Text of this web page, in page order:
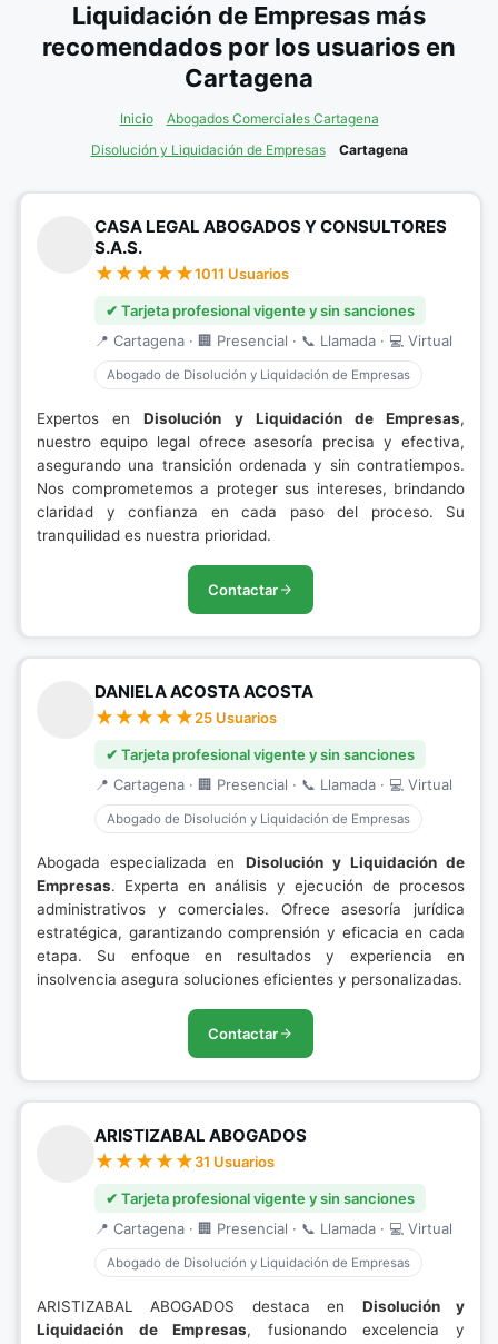
Liquidación de Empresas más
recomendados por los usuarios en
Cartagena
Inicio
Abogados Comerciales Cartagena
Disolución y Liquidación de Empresas
Cartagena
CASA LEGAL ABOGADOS Y CONSULTORES
S.A.S.
1011 Usuarios
✔ Tarjeta profesional vigente y sin sanciones
📍 Cartagena · 🏢 Presencial · 📞 Llamada · 💻 Virtual
Abogado de Disolución y Liquidación de Empresas
Expertos enDisolución y Liquidación de Empresas,
nuestro equipo legal ofrece asesoría precisa y efectiva,
asegurando una transición ordenada y sin contratiempos.
Nos comprometemos a proteger sus intereses, brindando
claridad y confianza en cada paso del proceso. Su
tranquilidad es nuestra prioridad.
Contactar
DANIELA ACOSTA ACOSTA
25 Usuarios
✔ Tarjeta profesional vigente y sin sanciones
📍 Cartagena · 🏢 Presencial · 📞 Llamada · 💻 Virtual
Abogado de Disolución y Liquidación de Empresas
Abogada especializada en Disolución y Liquidación de
Empresas. Experta en análisis y ejecución de procesos
administrativos y comerciales. Ofrece asesoría jurídica
estratégica, garantizando comprensión y eficacia en cada
etapa. Su enfoque en resultados y experiencia en
insolvencia asegura soluciones eficientes y personalizadas.
Contactar
ARISTIZABAL ABOGADOS
31 Usuarios
✔ Tarjeta profesional vigente y sin sanciones
📍 Cartagena · 🏢 Presencial · 📞 Llamada · 💻 Virtual
Abogado de Disolución y Liquidación de Empresas
ARISTIZABAL ABOGADOS destaca en Disolución y
Liquidación de Empresas, fusionando excelencia y